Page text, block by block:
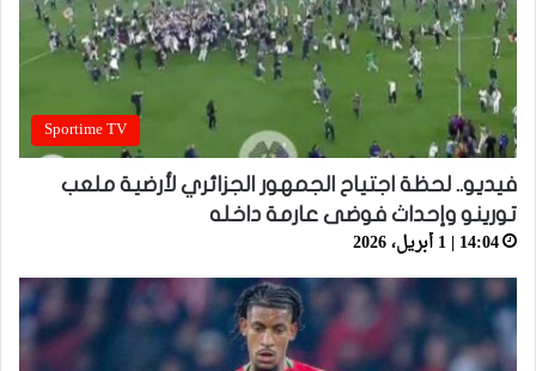
Sportime TV
فيديو.. لحظة اجتياح الجمهور الجزائري لأرضية ملعب
تورينو وإحداث فوضى عارمة داخله
14:04 | 1 أبريل، 2026